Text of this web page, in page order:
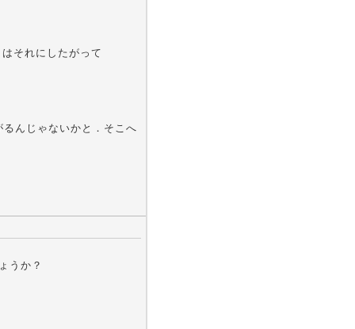
それにしたがって
んじゃないかと．そこへ
うか？